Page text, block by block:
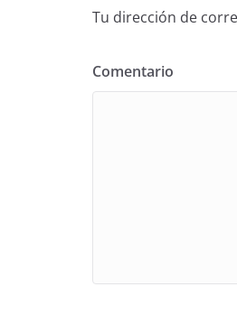
Tu dirección de
Comentario